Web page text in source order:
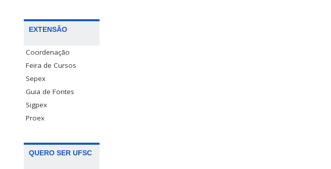
EXTENSÃO
Coordenação
Feira de Cursos
Sepex
Guia de Fontes
Sigpex
Proex
QUERO SER UFSC